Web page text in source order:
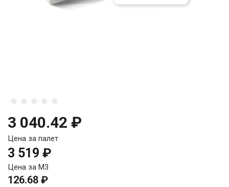
3 040.42 ₽
Цена за палет
3 519 ₽
Цена за М3
126.68 ₽